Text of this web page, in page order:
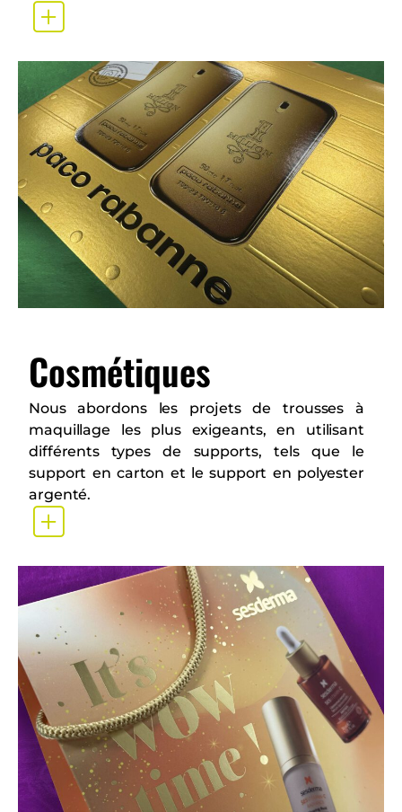
Cosmétiques
Nous abordons les projets de trousses à
maquillage les plus exigeants, en utilisant
différents types de supports, tels que le
support en carton et le support en polyester
argenté.